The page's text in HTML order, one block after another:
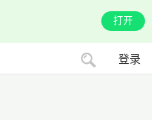
打开
登录